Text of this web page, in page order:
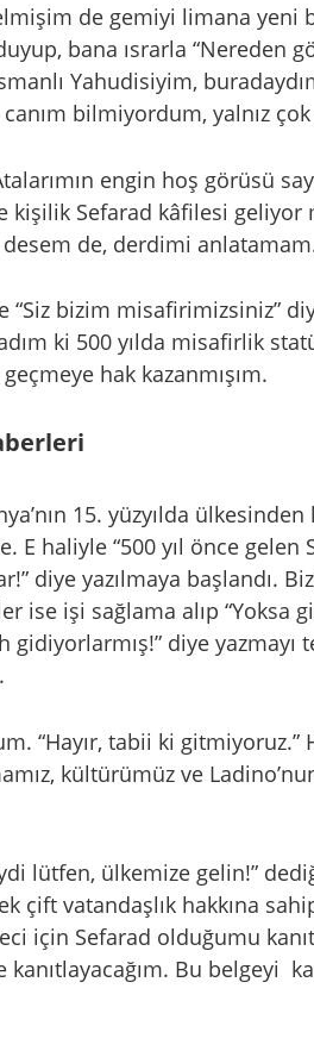
de gemiyi limana yeni
bana ısrarla “Nereden
Yahudisiyim,
canım bilmiyordum, yalnız
engin hoş görüsü
kişilik Sefarad kâfilesi
desem de, derdimi
bizim misafirimizsiniz”
ki 500 yılda misafirlik
hak kazanmışım.
15. yüzyılda ülkesinden
E haliyle “500 yıl önce gelen
diye yazılmaya başlandı.
ise işi sağlama alıp “Yoksa
gidiyorlarmış!” diye
“Hayır, tabii ki
kültürümüz ve
lütfen, ülkemize gelin!”
çift vatandaşlık hakkına
için Sefarad olduğumu
Bu belgeyi